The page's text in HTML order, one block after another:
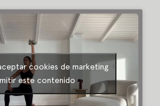
cookies de marketing
este contenido